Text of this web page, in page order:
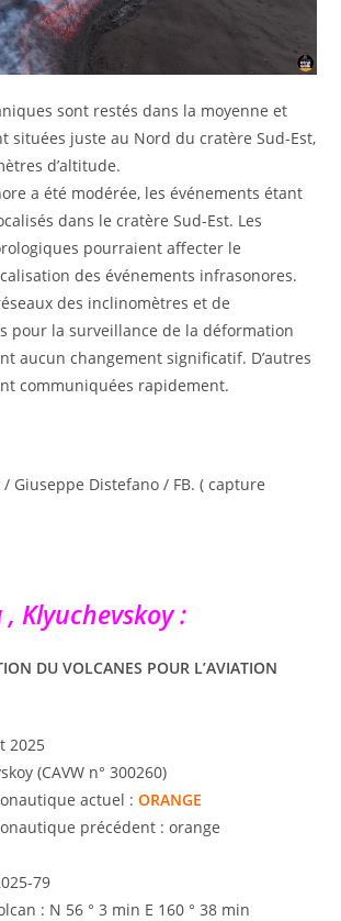
sont restés dans la moyenne et
situées juste au Nord du cratère Sud-Est,
d’altitude.
a été modérée, les événements étant
dans le cratère Sud-Est. Les
pourraient affecter le
des événements infrasonores.
des inclinomètres et de
pour la surveillance de la déformation
aucun changement significatif. D’autres
communiquées rapidement.
/ Giuseppe Distefano / FB. ( capture
Klyuchevskoy :
DU VOLCANES POUR L’AVIATION
2025
(CAVW n° 300260)
actuel : ORANGE
précédent : orange
79
: N 56 ° 3 min E 160 ° 38 min